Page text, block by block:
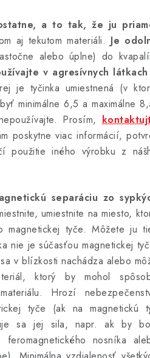
a to tak, že ju
aj tekutom materiáli. Je
alebo úplne) do
v agresívnych
je tyčinka umiestnená (v
minimálne 6,5 a maximálne
Prosím,
poskytne viac informácií,
použitie iného výrobku z
separáciu zo
umiestnite na miesto,
magnetickej tyče. Môžete ju
nie je súčasťou magnetickej
v blízkosti nachádza alebo
ktorý by mohol
Hrozí
tyče (ak na magnetickú
sa jej sila, napr. ak by
nosníka